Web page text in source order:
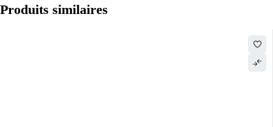
Produits similaires